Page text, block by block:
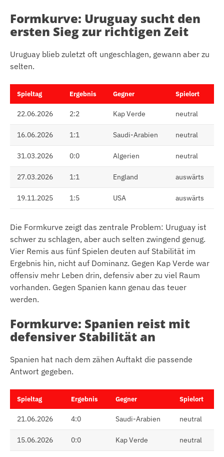
Formkurve: Uruguay sucht den
ersten Sieg zur richtigen Zeit
Uruguay blieb zuletzt oft ungeschlagen, gewann aber zu
selten.
Spieltag Ergebnis Gegner Spielort
22.06.2026 2:2 Kap Verde neutral
16.06.2026 1:1 Saudi-Arabien neutral
31.03.2026 0:0 Algerien neutral
27.03.2026 1:1 England auswärts
19.11.2025 1:5 USA auswärts
Die Formkurve zeigt das zentrale Problem: Uruguay ist
schwer zu schlagen, aber auch selten zwingend genug.
Vier Remis aus fünf Spielen deuten auf Stabilität im
Ergebnis hin, nicht auf Dominanz. Gegen Kap Verde war
offensiv mehr Leben drin, defensiv aber zu viel Raum
vorhanden. Gegen Spanien kann genau das teuer
werden.
Formkurve: Spanien reist mit
defensiver Stabilität an
Spanien hat nach dem zähen Auftakt die passende
Antwort gegeben.
Spieltag Ergebnis Gegner Spielort
21.06.2026 4:0 Saudi-Arabien neutral
15.06.2026 0:0 Kap Verde neutral